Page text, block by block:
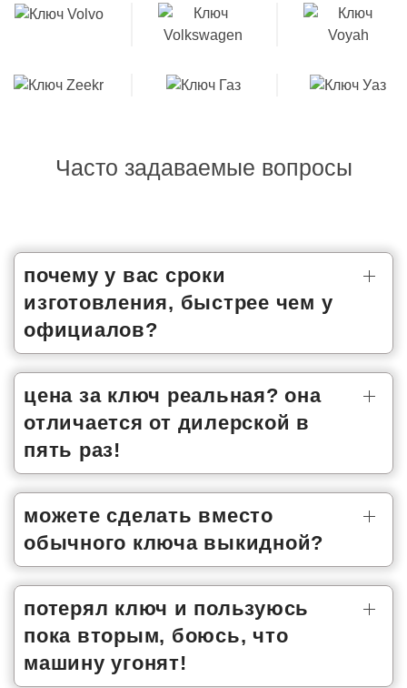
Часто задаваемые вопросы
почему у вас сроки
изготовления, быстрее чем у
официалов?
цена за ключ реальная? она
отличается от дилерской в
пять раз!
можете сделать вместо
обычного ключа выкидной?
потерял ключ и пользуюсь
пока вторым, боюсь, что
машину угонят!